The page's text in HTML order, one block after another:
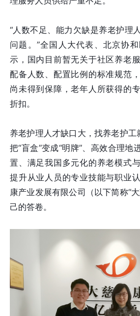
“人数不足、能力欠缺是养老护理
问题。”全国人大代表、北京协
示，国内目前暂无关于社区养老
配备人数、配置比例的标准规范
尚未得到保障，老年人所获得的
折扣。
养老护理人才缺口大，找养老护工
把“盲盒”变成“明牌”、高效合理地
置、满足我国多元化的养老模式
提升从业人员的专业技能与职业
康产业发展有限公司（以下简称“
己的答卷。